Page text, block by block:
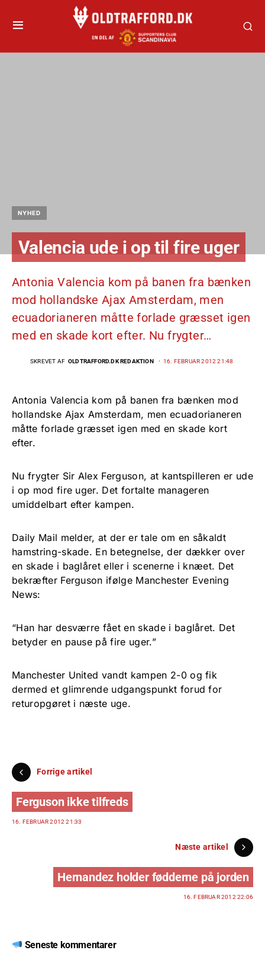
NYHED
Valencia ude i op til fire uger
Antonia Valencia kom på banen fra bænken
mod hollandske Ajax Amsterdam, men
ecuadorianeren måtte forlade græsset igen
med en skade kort efter. Nu frygter…
SKREVET AF OLDTRAFFORD.DK REDAKTION 16. FEBRUAR 2012 21:48
Antonia Valencia kom på banen fra bænken mod
hollandske Ajax Amsterdam, men ecuadorianeren
måtte forlade græsset igen med en skade kort
efter.
Nu frygter Sir Alex Ferguson, at kantspilleren er ude
i op mod fire uger. Det fortalte manageren
umiddelbart efter kampen.
Daily Mail melder, at der er tale om en såkaldt
hamstring-skade. En betegnelse, der dækker over
en skade i baglåret eller i scenerne i knæet. Det
bekræfter Ferguson ifølge Manchester Evening
News:
“Han har desværre fået en skade i baglåret. Det
betyder en pause på fire uger.”
Manchester United vandt kampen 2-0 og fik
dermed et glimrende udgangspunkt forud for
returopgøret i næste uge.
Forrige artikel
Ferguson ikke tilfreds
16. FEBRUAR 2012 21:33
Næste artikel
Hernandez holder fødderne på jorden
16. FEBRUAR 2012 22:06
Seneste kommentarer